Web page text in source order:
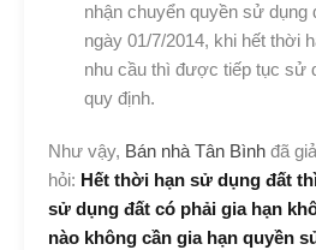
nhận chuyển quyền sử dụng
ngày 01/7/2014, khi hết thời
nhu cầu thì được tiếp tục sử
quy định.
Như vậy, Bán nhà Tân Bình đã
hỏi: Hết thời hạn sử dụng đất
sử dụng đất có phải gia hạn
nào không cần gia hạn quyền